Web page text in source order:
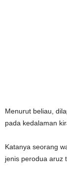
Menurut beliau,
pada kedalaman
Katanya seorang
jenis perodua aruz